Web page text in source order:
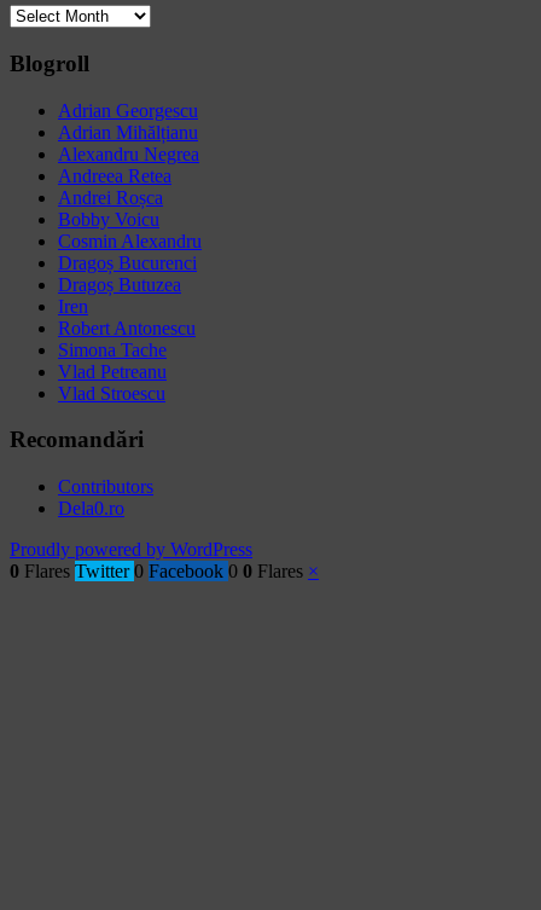
Archives
Blogroll
Adrian Georgescu
Adrian Mihălțianu
Alexandru Negrea
Andreea Retea
Andrei Roșca
Bobby Voicu
Cosmin Alexandru
Dragoș Bucurenci
Dragoș Butuzea
Iren
Robert Antonescu
Simona Tache
Vlad Petreanu
Vlad Stroescu
Recomandări
Contributors
Dela0.ro
Proudly powered by WordPress
0 Flares Twitter 0 Facebook 0 0 Flares ×